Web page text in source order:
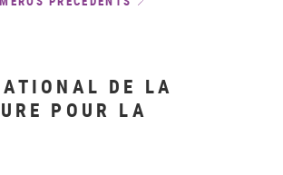
DE LA
POUR LA